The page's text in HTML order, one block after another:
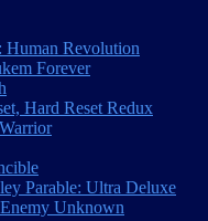
Human Revolution
Forever
Hard Reset Redux
Parable: Ultra Deluxe
Unknown